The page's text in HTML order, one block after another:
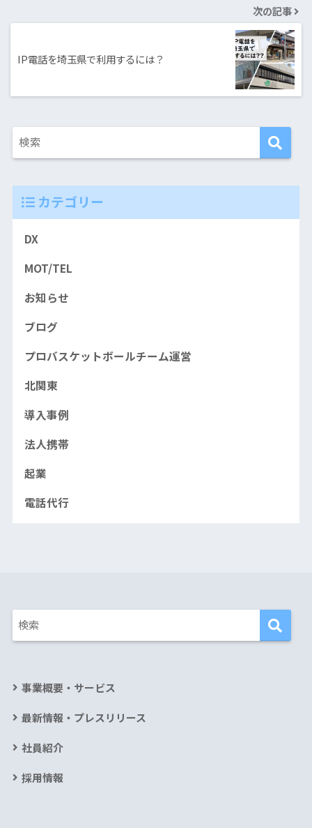
次の記事
IP電話を埼玉県で利用するには？
カテゴリー
DX
MOT/TEL
お知らせ
ブログ
プロバスケットボールチーム運営
北関東
導入事例
法人携帯
起業
電話代行
事業概要・サービス
最新情報・プレスリリース
社員紹介
採用情報